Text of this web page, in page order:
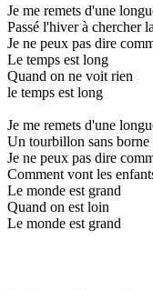
Je me remets d'une
Passé l'hiver à chercher
Je ne peux pas dire
Le temps est long
Quand on ne voit rien
le temps est long
Je me remets d'une
Un tourbillon sans borne
Je ne peux pas dire
Comment vont les
Le monde est grand
Quand on est loin
Le monde est grand